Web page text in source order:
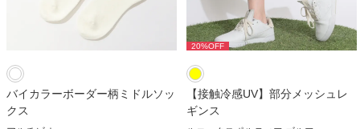
バイカラーボーダー柄ミドルソッ
クス
20%OFF
【接触冷感UV】部分メッシュレ
ギンス